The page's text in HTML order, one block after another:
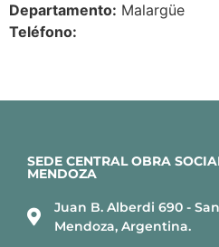
Departamento: Malargüe
Teléfono:
SEDE CENTRAL OBRA
MENDOZA
Juan B. Alberdi 690 -
Mendoza, Argentina.